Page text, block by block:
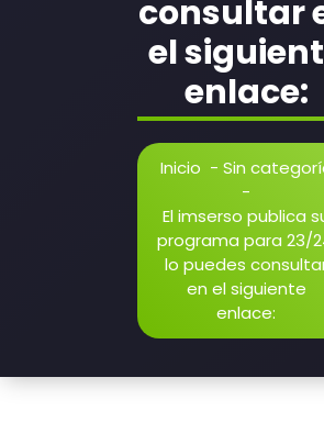
consultar
el
enlace:
Inicio - Sin
-
El imserso publica
programa para 23/
lo puedes
en el siguiente
enlace: